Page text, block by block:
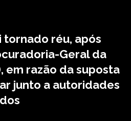
réu, após
Geral da
em razão da suposta
junto a autoridades